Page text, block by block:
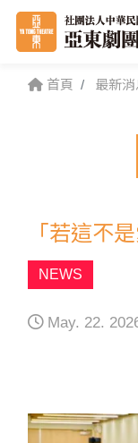
首頁 最新消
「若這不
NEWS
May. 22.